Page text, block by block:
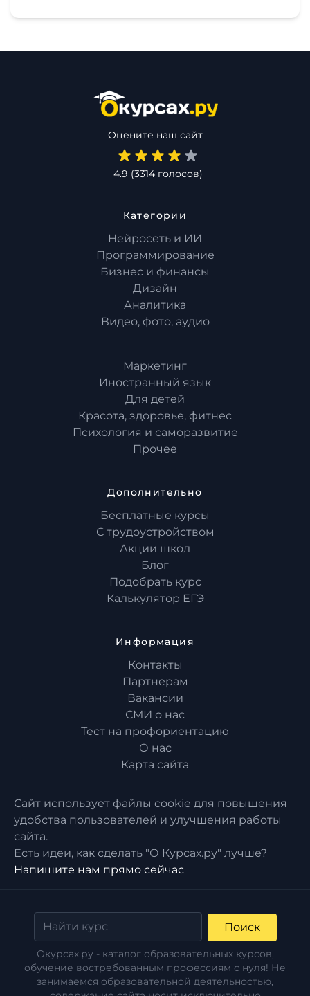
Оцените наш сайт
4.9 (3314голосов)
Категории
Нейросеть и ИИ
Программирование
Бизнес и финансы
Дизайн
Аналитика
Видео, фото, аудио
Маркетинг
Иностранный язык
Для детей
Красота, здоровье, фитнес
Психология и саморазвитие
Прочее
Дополнительно
Бесплатные курсы
С трудоустройством
Акции школ
Блог
Подобрать курс
Калькулятор ЕГЭ
Информация
Контакты
Партнерам
Вакансии
СМИ о нас
Тест на профориентацию
О нас
Карта сайта
Сайт использует файлы cookie для повышения
удобства пользователей и улучшения работы
сайта.
Есть идеи, как сделать "О Курсах.ру" лучше?
Напишите нам прямо сейчас
Поиск
Окурсах.ру - каталог образовательных курсов,
обучение востребованным профессиям с нуля! Не
занимаемся образовательной деятельностью,